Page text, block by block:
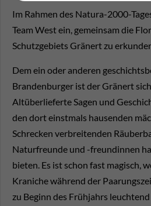
Im Rahmen des Natura-2000-
Team West ein, gemeinsam die
Schutzgebiets Gränert zu
Dem ein oder anderen
Brandenburger ist der Gränert
Altüberlieferte Sagen und
den dort einstmals hausenden
Schrecken verbreitenden
Naturfreunde und -freundinnen
bieten. Es ist schon fast magisch,
Kraniche während der
zu Beginn des Frühjahrs